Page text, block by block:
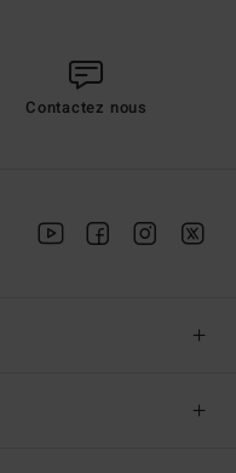
Contactez nous